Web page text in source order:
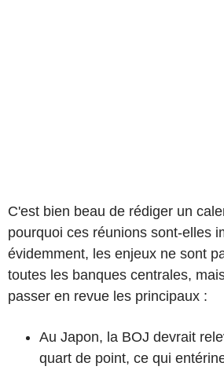
C'est bien beau de rédiger un
pourquoi ces réunions sont-elles
évidemment, les enjeux ne sont
toutes les banques centrales,
passer en revue les principaux :
Au Japon, la BOJ devrait
quart de point, ce qui